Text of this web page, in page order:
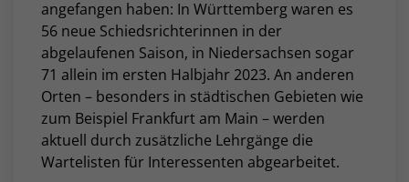
angefangen haben: In Württemberg waren es
56 neue Schiedsrichterinnen in der
abgelaufenen Saison, in Niedersachsen sogar
71 allein im ersten Halbjahr 2023. An anderen
Orten – besonders in städtischen Gebieten wie
zum Beispiel Frankfurt am Main – werden
aktuell durch zusätzliche Lehrgänge die
Wartelisten für Interessenten abgearbeitet.